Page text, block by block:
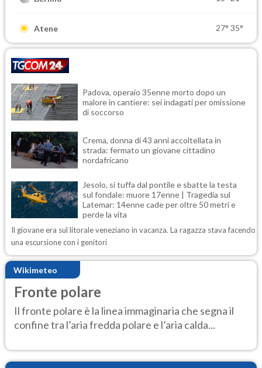
Atene 27° 35°
Padova, operaio 35enne morto dopo un
malore in cantiere: sei indagati per omissione
di soccorso
Crema, donna di 43 anni accoltellata in
strada: fermato un giovane cittadino
nordafricano
Jesolo, si tuffa dal pontile e sbatte la testa
sul fondale: muore 17enne | Tragedia sul
Latemar: 14enne cade per oltre 50 metri e
perde la vita
Il giovane era sul litorale veneziano in vacanza. La ragazza stava facendo
una escursione con i genitori
Wikimeteo
Fronte polare
Il fronte polare è la linea immaginaria che segna il
confine tra l’aria fredda polare e l’aria calda...